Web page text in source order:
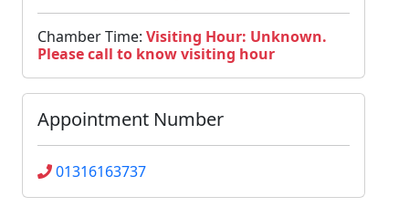
Chamber Time: Visiting Hour: Unknown.
Please call to know visiting hour
Appointment Number
01316163737